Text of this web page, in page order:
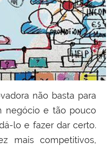
não basta para
negócio e tão pouco
lo e fazer dar certo.
mais competitivos,